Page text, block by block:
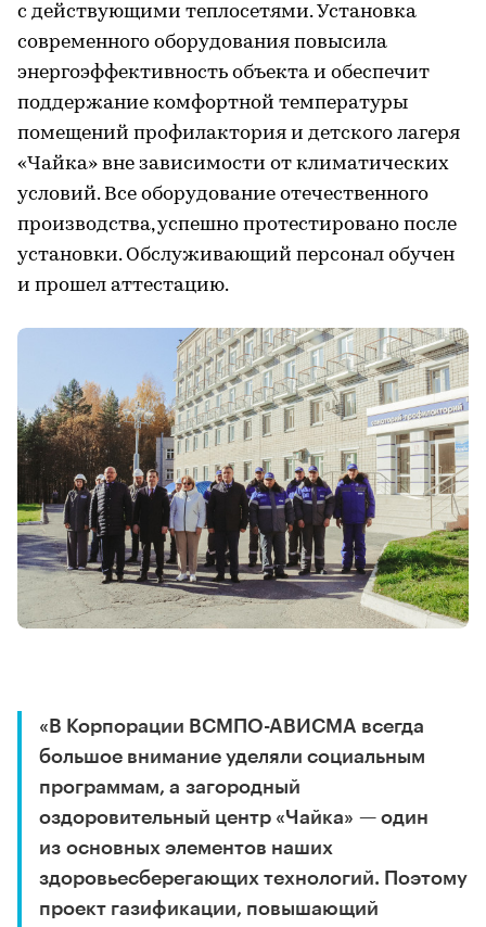
с действующими теплосетями. Установка
современного оборудования повысила
энергоэффективность объекта и обеспечит
поддержание комфортной температуры
помещений профилактория и детского лагеря
«Чайка» вне зависимости от климатических
условий. Все оборудование отечественного
производства, успешно протестировано после
установки. Обслуживающий персонал обучен
и прошел аттестацию.
«В Корпорации ВСМПО-АВИСМА всегда
большое внимание уделяли социальным
программам, а загородный
оздоровительный центр «Чайка» — один
из основных элементов наших
здоровьесберегающих технологий. Поэтому
проект газификации, повышающий